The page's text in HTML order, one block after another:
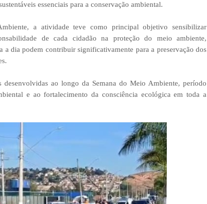
essenciais para a conservação ambiental.
a atividade teve como principal objetivo sensibilizar
de cada cidadão na proteção do meio ambiente,
a dia podem contribuir significativamente para a preservação dos
ao longo da Semana do Meio Ambiente, período
e ao fortalecimento da consciência ecológica em toda a